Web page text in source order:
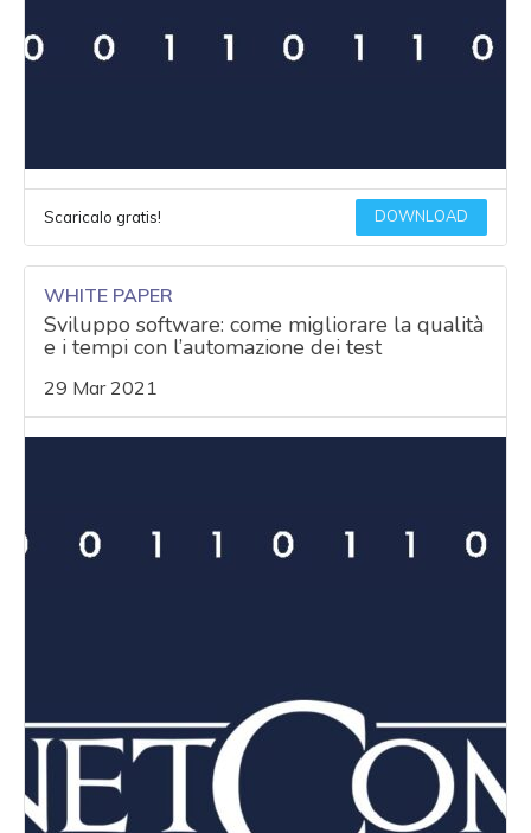
Scaricalo gratis! DOWNLOAD
WHITE PAPER
Sviluppo software: come migliorare la qualità
e i tempi con l’automazione dei test
29 Mar 2021